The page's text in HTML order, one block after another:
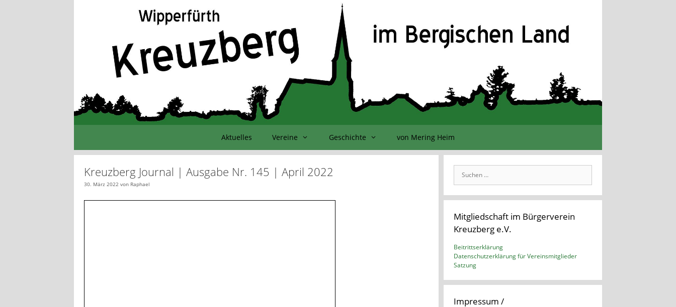
Aktuelles Vereine Geschichte von Mering Heim
Kreuzberg Journal | Ausgabe Nr. 145 | April 2022
30. März 2022 von Raphael
nach:
Mitgliedschaft im Bürgerverein
Kreuzberg e.V.
Beitrittserklärung
Datenschutzerklärung für Vereinsmitglieder
Satzung
Impressum /